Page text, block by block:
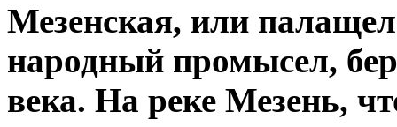
Мезенская, или
народный промысел,
века. На реке Мезень,